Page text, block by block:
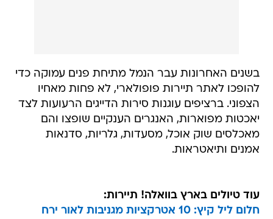
בשנים האחרונות עבר הנמל מתיחת פנים עמוקה כדי
להופכו לאתר תיירות פופולארי, לא פחות מאחיו
הצפוני. ברציפים עוגנות סירות הדייגים הרעועות לצד
יאכטות מפוארות, האנגרים הענקיים שופצו והם
מאכלסים שוק אוכל, מסעדות, גלריות, סדנאות
אמנים ותיאטראות.
עוד טיולים בארץ בוואלה! תיירות:
חלום ליל קיץ: 10 אטרקציות מגניבות לאור ירח